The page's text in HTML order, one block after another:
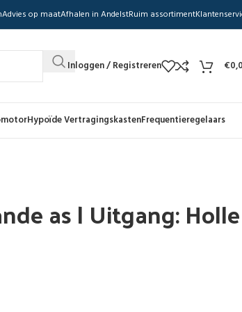
Advies op maatAfhalen in AndelstRuim assortiment
Inloggen / Registreren €
Hypoïde VertragingskastenFrequentieregelaars
as | Uitgang: Holle